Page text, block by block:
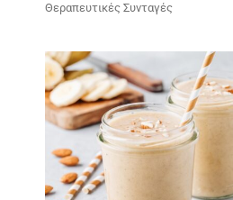
Θεραπευτικές Συνταγές